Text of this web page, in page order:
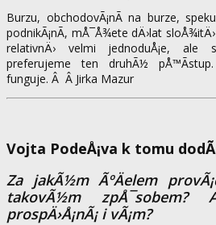
Burzu, obchodovÃ¡nÃ­ na burze,
podnikÃ¡nÃ­, mÅ¯Å¾ete dÄ›lat
relativnÄ› velmi jednoduÅ¡e, ale
preferujeme ten druhÃ½
funguje. Â Â Jirka Mazur
Vojta PodeÅ¡va k tomu
Za jakÃ½m ÃºÄelem
takovÃ½m
prospÄ›Å¡nÃ¡ i vÃ¡m?